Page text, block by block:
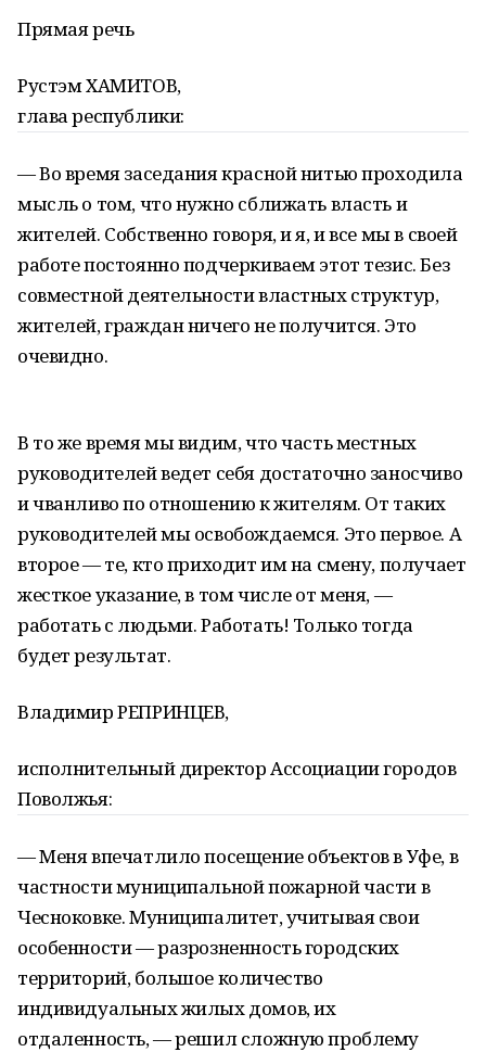
Прямая речь
Рустэм ХАМИТОВ,
глава республики:
— Во время заседания красной нитью проходила
мысль о том, что нужно сближать власть и
жителей. Собственно говоря, и я, и все мы в своей
работе постоянно подчеркиваем этот тезис. Без
совместной деятельности властных структур,
жителей, граждан ничего не получится. Это
очевидно.
В то же время мы видим, что часть местных
руководителей ведет себя достаточно заносчиво
и чванливо по отношению к жителям. От таких
руководителей мы освобождаемся. Это первое. А
второе — те, кто приходит им на смену, получает
жесткое указание, в том числе от меня, —
работать с людьми. Работать! Только тогда
будет результат.
Владимир РЕПРИНЦЕВ,
исполнительный директор Ассоциации городов
Поволжья:
— Меня впечатлило посещение объектов в Уфе, в
частности муниципальной пожарной части в
Чесноковке. Муниципалитет, учитывая свои
особенности — разрозненность городских
территорий, большое количество
индивидуальных жилых домов, их
отдаленность, — решил сложную проблему